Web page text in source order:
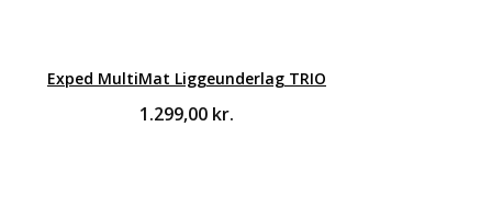
Exped MultiMat Liggeunderlag TRIO
1.299,00 kr.